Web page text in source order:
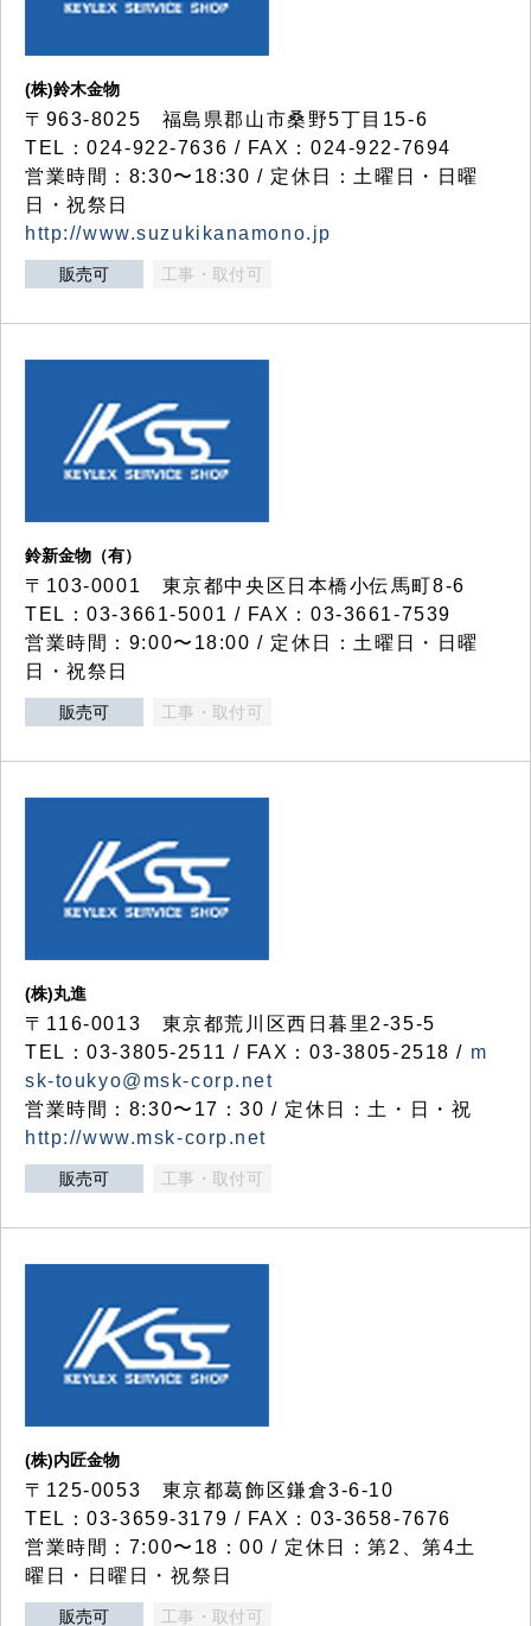
(株)鈴木金物
〒963-8025 福島県郡山市桑野5丁目15-6
TEL：024-922-7636 / FAX：024-922-7694
営業時間：8:30〜18:30 / 定休日：土曜日・日曜
日・祝祭日
http://www.suzukikanamono.jp
販売可 工事・取付可
鈴新金物（有）
〒103-0001 東京都中央区日本橋小伝馬町8-6
TEL：03-3661-5001 / FAX：03-3661-7539
営業時間：9:00〜18:00 / 定休日：土曜日・日曜
日・祝祭日
販売可 工事・取付可
(株)丸進
〒116-0013 東京都荒川区西日暮里2-35-5
TEL：03-3805-2511 / FAX：03-3805-2518 / m
sk-toukyo@msk-corp.net
営業時間：8:30〜17：30 / 定休日：土・日・祝
http://www.msk-corp.net
販売可 工事・取付可
(株)内匠金物
〒125-0053 東京都葛飾区鎌倉3-6-10
TEL：03-3659-3179 / FAX：03-3658-7676
営業時間：7:00〜18：00 / 定休日：第2、第4土
曜日・日曜日・祝祭日
販売可 工事・取付可